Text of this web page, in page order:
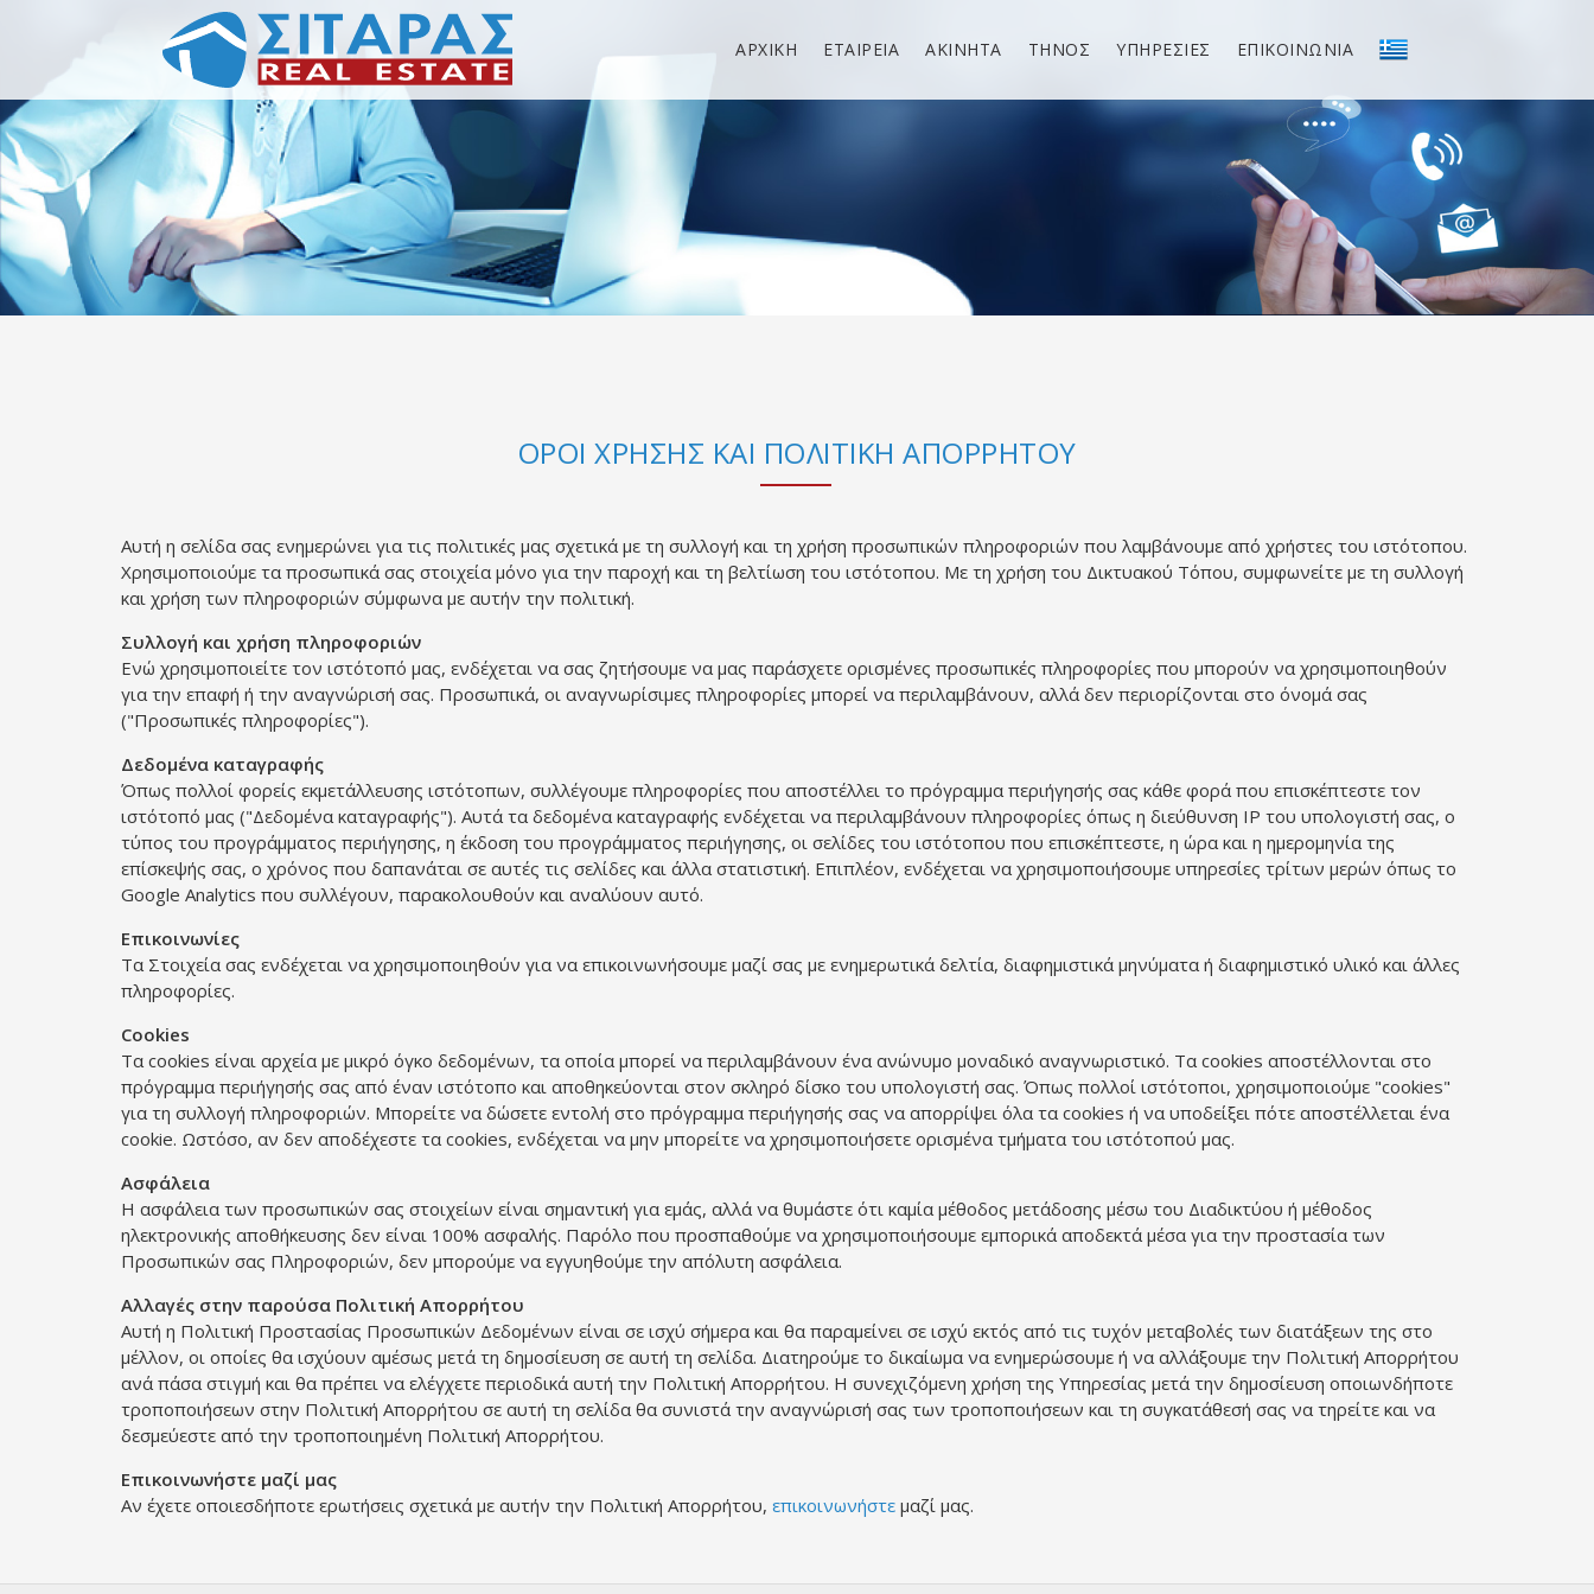
ΑΡΧΙΚΗ ΕΤΑΙΡΕΙΑ ΑΚΙΝΗΤΑ ΤΗΝΟΣ ΥΠΗΡΕΣΙΕΣ ΕΠΙΚΟΙΝΩΝΙΑ
ΟΡΟΙ ΧΡΗΣΗΣ ΚΑΙ ΠΟΛΙΤΙΚΗ ΑΠΟΡΡΗΤΟΥ
Αυτή η σελίδα σας ενημερώνει για τις πολιτικές μας σχετικά με τη συλλογή και τη χρήση προσωπικών πληροφοριών που λαμβάνουμε από χρήστες του ιστότοπου.
Χρησιμοποιούμε τα προσωπικά σας στοιχεία μόνο για την παροχή και τη βελτίωση του ιστότοπου. Με τη χρήση του Δικτυακού Τόπου, συμφωνείτε με τη συλλογή
και χρήση των πληροφοριών σύμφωνα με αυτήν την πολιτική.
Συλλογή και χρήση πληροφοριών
Ενώ χρησιμοποιείτε τον ιστότοπό μας, ενδέχεται να σας ζητήσουμε να μας παράσχετε ορισμένες προσωπικές πληροφορίες που μπορούν να χρησιμοποιηθούν
για την επαφή ή την αναγνώρισή σας. Προσωπικά, οι αναγνωρίσιμες πληροφορίες μπορεί να περιλαμβάνουν, αλλά δεν περιορίζονται στο όνομά σας
("Προσωπικές πληροφορίες").
Δεδομένα καταγραφής
Όπως πολλοί φορείς εκμετάλλευσης ιστότοπων, συλλέγουμε πληροφορίες που αποστέλλει το πρόγραμμα περιήγησής σας κάθε φορά που επισκέπτεστε τον
ιστότοπό μας ("Δεδομένα καταγραφής"). Αυτά τα δεδομένα καταγραφής ενδέχεται να περιλαμβάνουν πληροφορίες όπως η διεύθυνση IP του υπολογιστή σας, ο
τύπος του προγράμματος περιήγησης, η έκδοση του προγράμματος περιήγησης, οι σελίδες του ιστότοπου που επισκέπτεστε, η ώρα και η ημερομηνία της
επίσκεψής σας, ο χρόνος που δαπανάται σε αυτές τις σελίδες και άλλα στατιστική. Επιπλέον, ενδέχεται να χρησιμοποιήσουμε υπηρεσίες τρίτων μερών όπως το
Google Analytics που συλλέγουν, παρακολουθούν και αναλύουν αυτό.
Επικοινωνίες
Τα Στοιχεία σας ενδέχεται να χρησιμοποιηθούν για να επικοινωνήσουμε μαζί σας με ενημερωτικά δελτία, διαφημιστικά μηνύματα ή διαφημιστικό υλικό και άλλες
πληροφορίες.
Cookies
Τα cookies είναι αρχεία με μικρό όγκο δεδομένων, τα οποία μπορεί να περιλαμβάνουν ένα ανώνυμο μοναδικό αναγνωριστικό. Τα cookies αποστέλλονται στο
πρόγραμμα περιήγησής σας από έναν ιστότοπο και αποθηκεύονται στον σκληρό δίσκο του υπολογιστή σας. Όπως πολλοί ιστότοποι, χρησιμοποιούμε "cookies"
για τη συλλογή πληροφοριών. Μπορείτε να δώσετε εντολή στο πρόγραμμα περιήγησής σας να απορρίψει όλα τα cookies ή να υποδείξει πότε αποστέλλεται ένα
cookie. Ωστόσο, αν δεν αποδέχεστε τα cookies, ενδέχεται να μην μπορείτε να χρησιμοποιήσετε ορισμένα τμήματα του ιστότοπού μας.
Ασφάλεια
Η ασφάλεια των προσωπικών σας στοιχείων είναι σημαντική για εμάς, αλλά να θυμάστε ότι καμία μέθοδος μετάδοσης μέσω του Διαδικτύου ή μέθοδος
ηλεκτρονικής αποθήκευσης δεν είναι 100% ασφαλής. Παρόλο που προσπαθούμε να χρησιμοποιήσουμε εμπορικά αποδεκτά μέσα για την προστασία των
Προσωπικών σας Πληροφοριών, δεν μπορούμε να εγγυηθούμε την απόλυτη ασφάλεια.
Αλλαγές στην παρούσα Πολιτική Απορρήτου
Αυτή η Πολιτική Προστασίας Προσωπικών Δεδομένων είναι σε ισχύ σήμερα και θα παραμείνει σε ισχύ εκτός από τις τυχόν μεταβολές των διατάξεων της στο
μέλλον, οι οποίες θα ισχύουν αμέσως μετά τη δημοσίευση σε αυτή τη σελίδα. Διατηρούμε το δικαίωμα να ενημερώσουμε ή να αλλάξουμε την Πολιτική Απορρήτου
ανά πάσα στιγμή και θα πρέπει να ελέγχετε περιοδικά αυτή την Πολιτική Απορρήτου. Η συνεχιζόμενη χρήση της Υπηρεσίας μετά την δημοσίευση οποιωνδήποτε
τροποποιήσεων στην Πολιτική Απορρήτου σε αυτή τη σελίδα θα συνιστά την αναγνώρισή σας των τροποποιήσεων και τη συγκατάθεσή σας να τηρείτε και να
δεσμεύεστε από την τροποποιημένη Πολιτική Απορρήτου.
Επικοινωνήστε μαζί μας
Αν έχετε οποιεσδήποτε ερωτήσεις σχετικά με αυτήν την Πολιτική Απορρήτου, επικοινωνήστε μαζί μας.